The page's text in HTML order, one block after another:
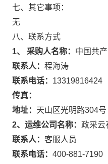
七、其它事项：
无
八、联系方式
1、 采购人名称： 中国共
联系人： 程海涛
联系电话： 13319816424
传真：
地址： 天山区光明路304号
2、运维公司名称： 政采云
联系人： 客服人员
联系电话： 400-881-7190